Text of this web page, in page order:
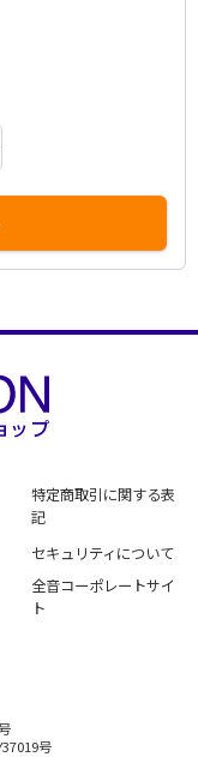
特定商取引に関する表
記
セキュリティについて
全音コーポレートサイ
ト
号